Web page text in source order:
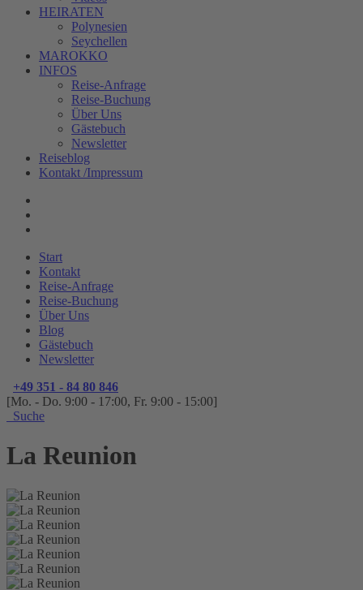
HEIRATEN
Polynesien
Seychellen
MAROKKO
INFOS
Reise-Anfrage
Reise-Buchung
Über Uns
Gästebuch
Newsletter
Reiseblog
Kontakt /Impressum
Start
Kontakt
Reise-Anfrage
Reise-Buchung
Über Uns
Blog
Gästebuch
Newsletter
+49 351 - 84 80 846
[Mo. - Do. 9:00 - 17:00, Fr. 9:00 - 15:00]
Suche
La Reunion